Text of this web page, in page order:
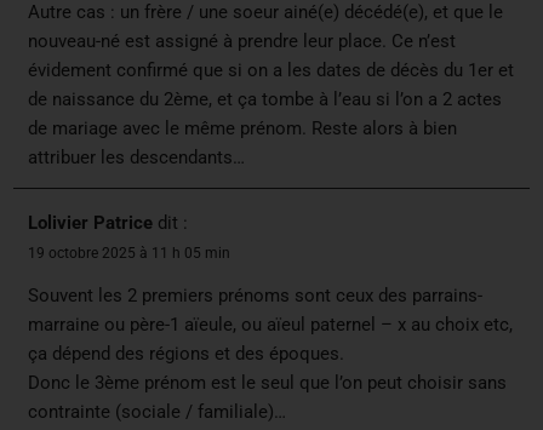
Autre cas : un frère / une soeur ainé(e) décédé(e), et que le
nouveau-né est assigné à prendre leur place. Ce n’est
évidement confirmé que si on a les dates de décès du 1er et
de naissance du 2ème, et ça tombe à l’eau si l’on a 2 actes
de mariage avec le même prénom. Reste alors à bien
attribuer les descendants…
Lolivier Patrice dit :
19 octobre 2025 à 11 h 05 min
Souvent les 2 premiers prénoms sont ceux des parrains-
marraine ou père-1 aïeule, ou aïeul paternel – x au choix etc,
ça dépend des régions et des époques.
Donc le 3ème prénom est le seul que l’on peut choisir sans
contrainte (sociale / familiale)…